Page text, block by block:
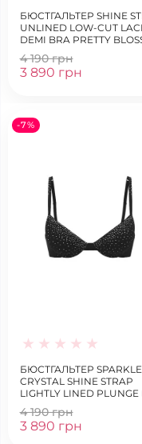
БЮСТГАЛЬТЕР SHINE
UNLINED LOW-CUT
DEMI BRA PRETTY
4 190 грн
3 890 грн
-7%
БЮСТГАЛЬТЕР SPARKLE
CRYSTAL SHINE STRAP
LIGHTLY LINED PLUNGE
BRA
4 190 грн
3 890 грн